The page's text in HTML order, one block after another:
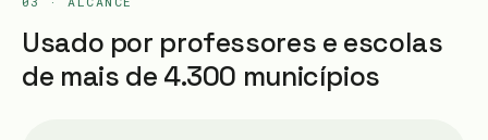
Usado por professores e escolas
de mais de 4.300 municípios